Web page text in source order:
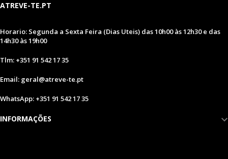
ATREVE-TE.PT
Horario: Segunda a Sexta Feira (Dias Uteis) das 10h00 às 12h30 e das
14h30 às 19h00
Tlm: +351 91 542 17 35
Email: geral@atreve-te.pt
WhatsApp: +351 91 542 17 35
INFORMAÇÕES